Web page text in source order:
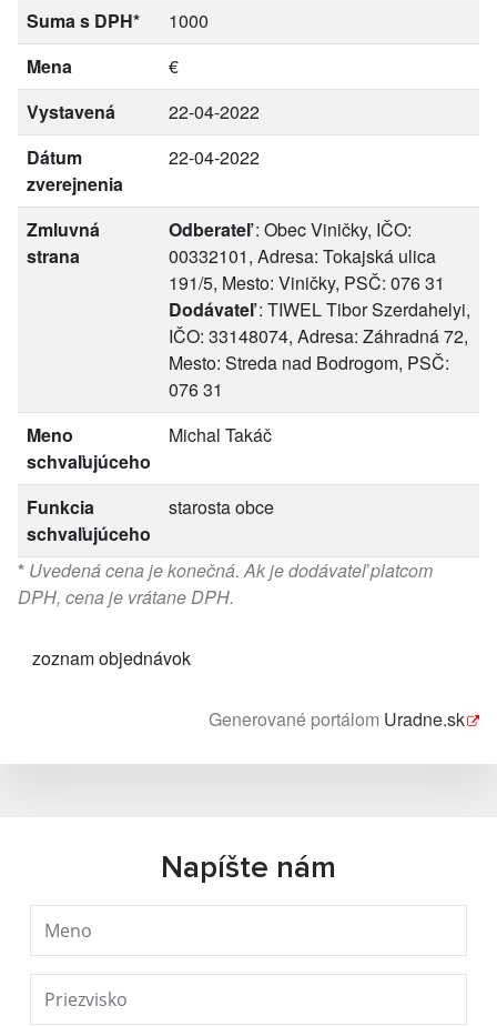
Suma s DPH*
1000
Mena
€
Vystavená
22-04-2022
Dátum
zverejnenia
22-04-2022
Zmluvná
strana
Odberateľ: Obec Viničky, IČO:
00332101, Adresa: Tokajská ulica
191/5, Mesto: Viničky, PSČ: 076 31
Dodávateľ: TIWEL Tibor Szerdahelyi,
IČO: 33148074, Adresa: Záhradná 72,
Mesto: Streda nad Bodrogom, PSČ:
076 31
Meno
schvaľujúceho
Michal Takáč
Funkcia
schvaľujúceho
starosta obce
* Uvedená cena je konečná. Ak je dodávateľ platcom
DPH, cena je vrátane DPH.
zoznam objednávok
Generované portálom Uradne.sk
Napíšte nám